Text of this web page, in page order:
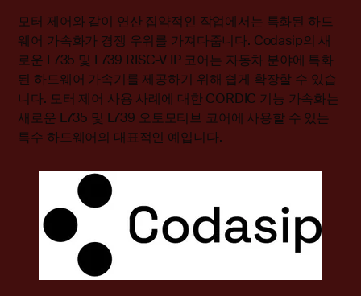
모터 제어와 같이 연산 집약적인 작업에서는 특화된 하드
웨어 가속화가 경쟁 우위를 가져다줍니다. Codasip의 새
로운 L735 및 L739 RISC-V IP 코어는 자동차 분야에 특화
된 하드웨어 가속기를 제공하기 위해 쉽게 확장할 수 있습
니다. 모터 제어 사용 사례에 대한 CORDIC 기능 가속화는
새로운 L735 및 L739 오토모티브 코어에 사용할 수 있는
특수 하드웨어의 대표적인 예입니다.